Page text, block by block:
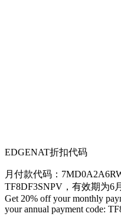
EDGENAT折扣代码
月付款代码：
TF8DF3SNPV，有效期为6
Get 20% off your monthly
your annual payment code: